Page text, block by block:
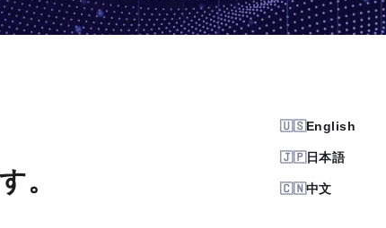
。
English
日本語
中文